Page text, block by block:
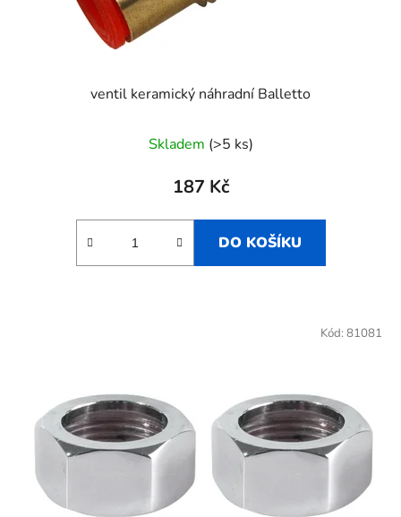
ventil keramický náhradní Balletto
Skladem (>5 ks)
187 Kč
DO KOŠÍKU
Kód: 81081